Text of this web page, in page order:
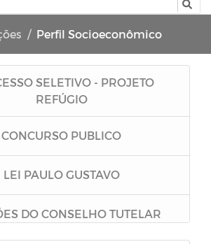
Perfil Socioeconômico
SELETIVO - PROJETO
REFÚGIO
CONCURSO PUBLICO
LEI PAULO GUSTAVO
DO CONSELHO TUTELAR